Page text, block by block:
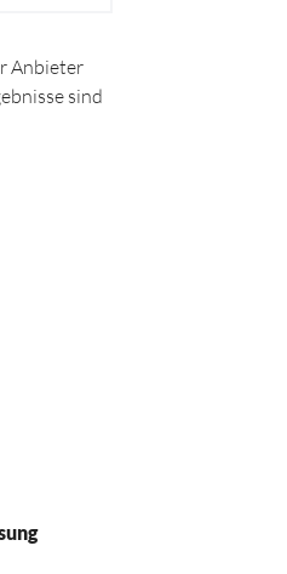
Anbieter
sind